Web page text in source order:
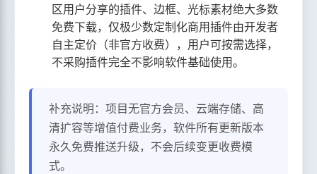
区用户分享的插件、边框、光标素材绝大多数
免费下载，仅极少数定制化商用插件由开发者
自主定价（非官方收费），用户可按需选择，
不采购插件完全不影响软件基础使用。
补充说明：项目无官方会员、云端存储、高
清扩容等增值付费业务，软件所有更新版本
永久免费推送升级，不会后续变更收费模
式。